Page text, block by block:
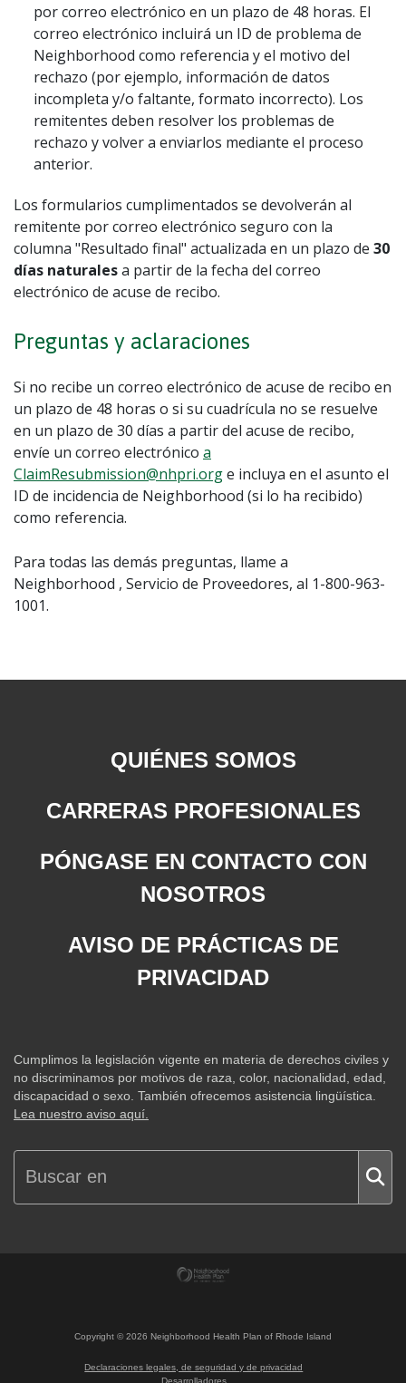
por correo electrónico en un plazo de 48 horas. El
correo electrónico incluirá un ID de problema de
Neighborhood como referencia y el motivo del
rechazo (por ejemplo, información de datos
incompleta y/o faltante, formato incorrecto). Los
remitentes deben resolver los problemas de
rechazo y volver a enviarlos mediante el proceso
anterior.
Los formularios cumplimentados se devolverán al
remitente por correo electrónico seguro con la
columna "Resultado final" actualizada en un plazo de 30
días naturalesa partir de la fecha del correo
electrónico de acuse de recibo.
Preguntas y aclaraciones
Si no recibe un correo electrónico de acuse de recibo en
un plazo de 48 horas o si su cuadrícula no se resuelve
en un plazo de 30 días a partir del acuse de recibo,
envíe un correo electrónico a
ClaimResubmission@nhpri.orge incluya en el asunto el
ID de incidencia de Neighborhood (si lo ha recibido)
como referencia.
Para todas las demás preguntas, llame a
Neighborhood , Servicio de Proveedores, al 1-800-963-
1001.
QUIÉNES SOMOS
CARRERAS PROFESIONALES
PÓNGASE EN CONTACTO CON
NOSOTROS
AVISO DE PRÁCTICAS DE
PRIVACIDAD
Cumplimos la legislación vigente en materia de derechos civiles y
no discriminamos por motivos de raza, color, nacionalidad, edad,
discapacidad o sexo. También ofrecemos asistencia lingüística.
Lea nuestro aviso aquí.
Copyright ©2026 Neighborhood Health Plan of Rhode Island
Declaraciones legales, de seguridad y de privacidad
Desarrolladores